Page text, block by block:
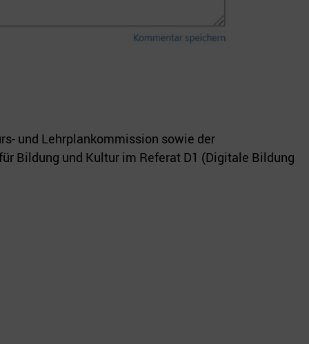
und Lehrplankommission sowie der
Bildung und Kultur im Referat D1 (Digitale Bildung